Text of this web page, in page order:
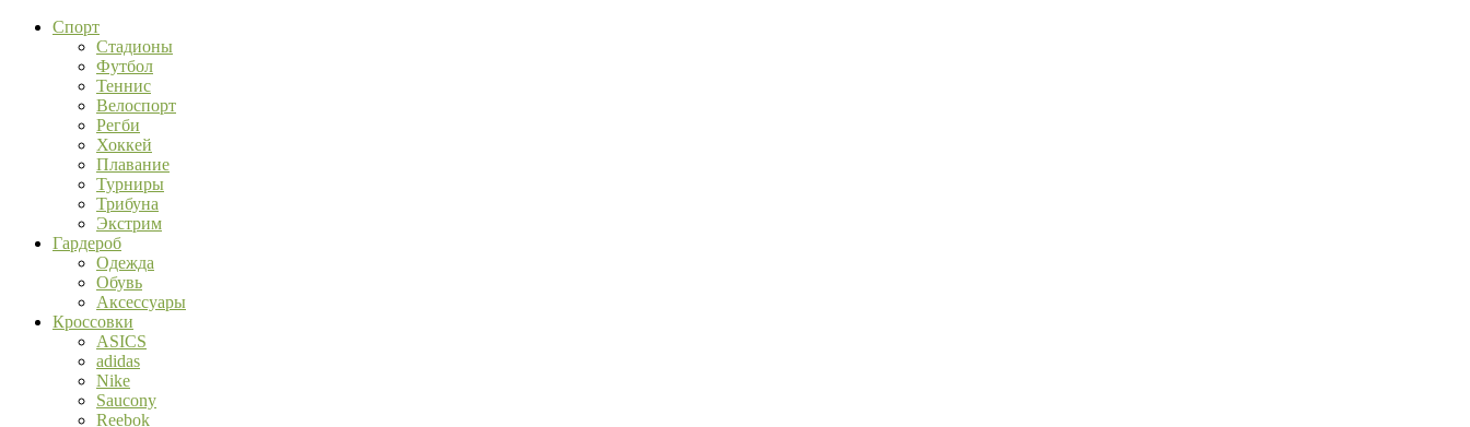
Спорт
Стадионы
Футбол
Теннис
Велоспорт
Регби
Хоккей
Плавание
Турниры
Трибуна
Экстрим
Гардероб
Одежда
Обувь
Аксессуары
Кроссовки
ASICS
adidas
Nike
Saucony
Reebok